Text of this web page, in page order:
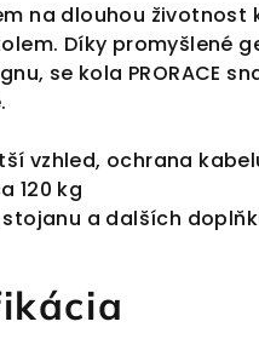
na dlouhou životnost
Díky promyšlené
se kola PRORACE
vzhled, ochrana
120 kg
a dalších